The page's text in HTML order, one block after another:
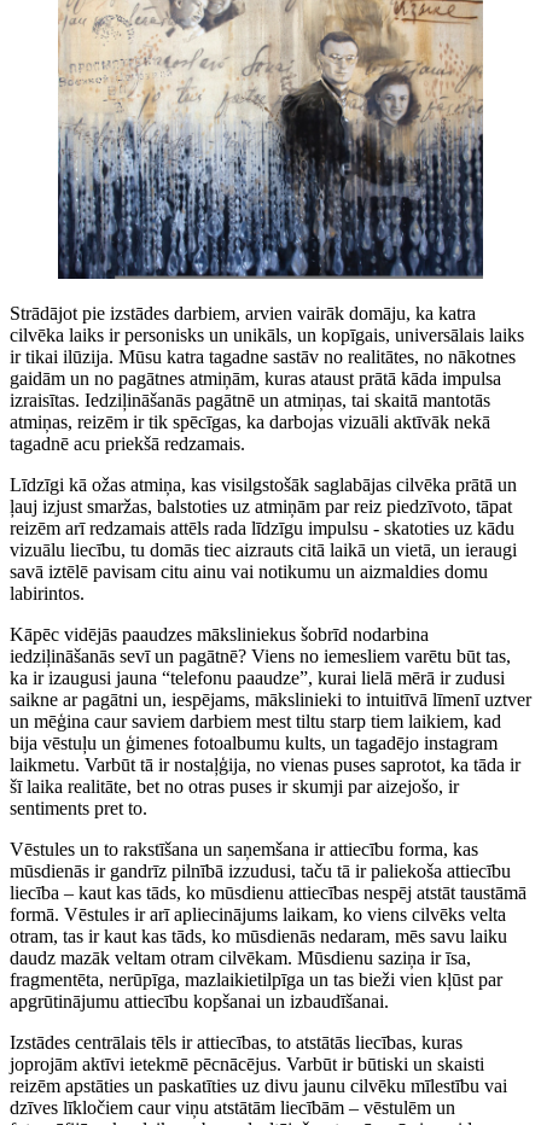
Strādājot pie izstādes darbiem, arvien vairāk domāju, ka katra
cilvēka laiks ir personisks un unikāls, un kopīgais, universālais laiks
ir tikai ilūzija. Mūsu katra tagadne sastāv no realitātes, no nākotnes
gaidām un no pagātnes atmiņām, kuras ataust prātā kāda impulsa
izraisītas. Iedziļināšanās pagātnē un atmiņas, tai skaitā mantotās
atmiņas, reizēm ir tik spēcīgas, ka darbojas vizuāli aktīvāk nekā
tagadnē acu priekšā redzamais.
Līdzīgi kā ožas atmiņa, kas visilgstošāk saglabājas cilvēka prātā un
ļauj izjust smaržas, balstoties uz atmiņām par reiz piedzīvoto, tāpat
reizēm arī redzamais attēls rada līdzīgu impulsu - skatoties uz kādu
vizuālu liecību, tu domās tiec aizrauts citā laikā un vietā, un ieraugi
savā iztēlē pavisam citu ainu vai notikumu un aizmaldies domu
labirintos.
Kāpēc vidējās paaudzes māksliniekus šobrīd nodarbina
iedziļināšanās sevī un pagātnē? Viens no iemesliem varētu būt tas,
ka ir izaugusi jauna “telefonu paaudze”, kurai lielā mērā ir zudusi
saikne ar pagātni un, iespējams, mākslinieki to intuitīvā līmenī uztver
un mēģina caur saviem darbiem mest tiltu starp tiem laikiem, kad
bija vēstuļu un ģimenes fotoalbumu kults, un tagadējo instagram
laikmetu. Varbūt tā ir nostaļģija, no vienas puses saprotot, ka tāda ir
šī laika realitāte, bet no otras puses ir skumji par aizejošo, ir
sentiments pret to.
Vēstules un to rakstīšana un saņemšana ir attiecību forma, kas
mūsdienās ir gandrīz pilnībā izzudusi, taču tā ir paliekoša attiecību
liecība – kaut kas tāds, ko mūsdienu attiecības nespēj atstāt taustāmā
formā. Vēstules ir arī apliecinājums laikam, ko viens cilvēks velta
otram, tas ir kaut kas tāds, ko mūsdienās nedaram, mēs savu laiku
daudz mazāk veltam otram cilvēkam. Mūsdienu saziņa ir īsa,
fragmentēta, nerūpīga, mazlaikietilpīga un tas bieži vien kļūst par
apgrūtinājumu attiecību kopšanai un izbaudīšanai.
Izstādes centrālais tēls ir attiecības, to atstātās liecības, kuras
joprojām aktīvi ietekmē pēcnācējus. Varbūt ir būtiski un skaisti
reizēm apstāties un paskatīties uz divu jaunu cilvēku mīlestību vai
dzīves līkločiem caur viņu atstātām liecībām – vēstulēm un